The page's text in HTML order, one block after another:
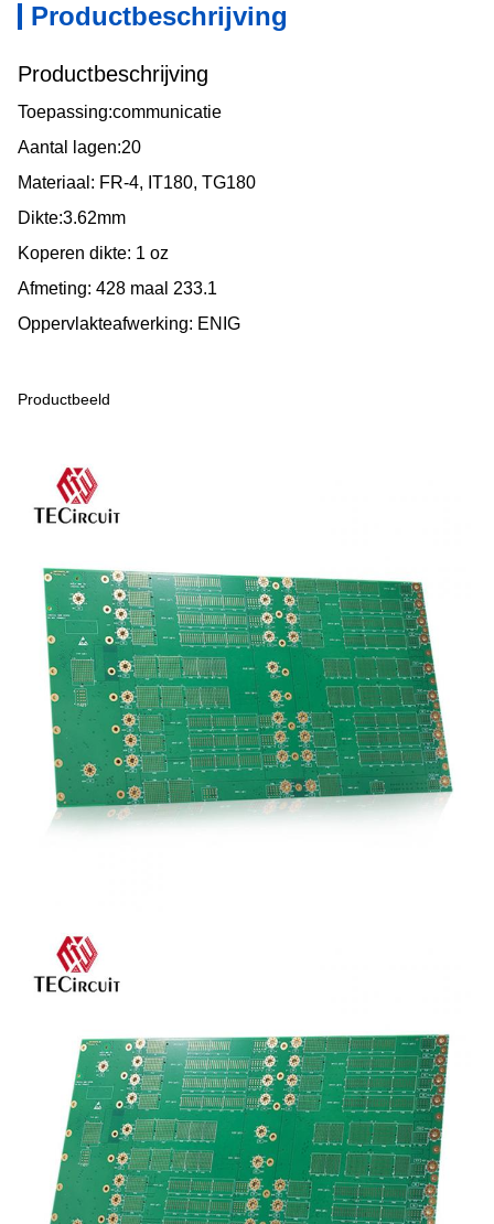
Productbeschrijving
Productbeschrijving
Toepassing:communicatie
Aantal lagen:20
Materiaal: FR-4, IT180, TG180
Dikte:3.62mm
Koperen dikte: 1 oz
Afmeting: 428 maal 233.1
Oppervlakteafwerking: ENIG
Productbeeld